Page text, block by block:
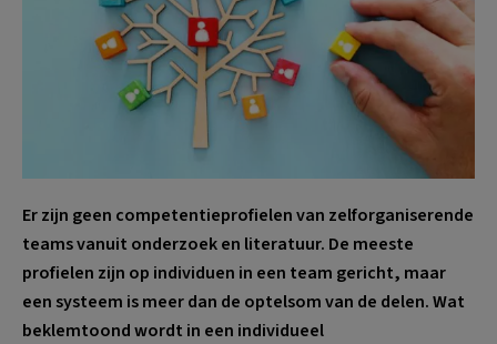
Er zijn geen competentieprofielen van zelforganiserende
teams vanuit onderzoek en literatuur. De meeste
profielen zijn op individuen in een team gericht, maar
een systeem is meer dan de optelsom van de delen. Wat
beklemtoond wordt in een individueel